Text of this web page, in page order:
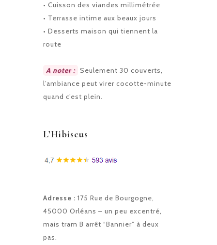
• Cuisson des viandes millimétrée
• Terrasse intime aux beaux jours
• Desserts maison qui tiennent la
route
A noter : Seulement 30 couverts,
l’ambiance peut virer cocotte-minute
quand c’est plein.
L’Hibiscus
Adresse : 175 Rue de Bourgogne,
45000 Orléans – un peu excentré,
mais tram B arrêt “Bannier” à deux
pas.